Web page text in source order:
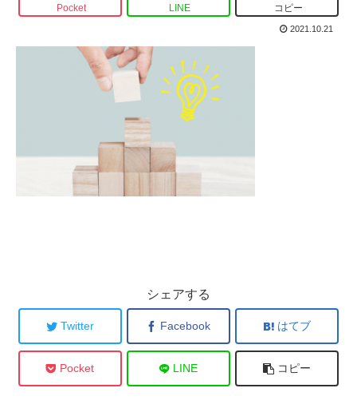
Pocket LINE コピー
2021.10.21
シェアする
Twitter Facebook はてブ
Pocket LINE コピー